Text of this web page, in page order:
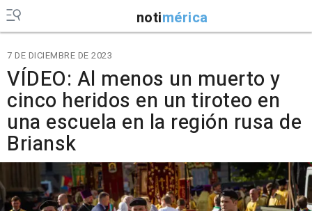
notimérica
7 DE DICIEMBRE DE 2023
VÍDEO: Al menos un muerto y
cinco heridos en un tiroteo en
una escuela en la región rusa de
Briansk